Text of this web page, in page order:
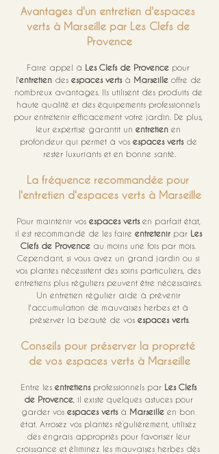
Avantages d'un entretien d'espaces
verts à Marseille par Les Clefs de
Provence
Faire appel à Les Clefs de Provence pour
l'entretien des espaces verts à Marseille offre de
nombreux avantages. Ils utilisent des produits de
haute qualité et des équipements professionnels
pour entretenir efficacement votre jardin. De plus,
leur expertise garantit un entretien en
profondeur qui permet à vos espaces verts de
rester luxuriants et en bonne santé.
La fréquence recommandée pour
l'entretien d'espaces verts à Marseille
Pour maintenir vos espaces verts en parfait état,
il est recommandé de les faire entretenir par Les
Clefs de Provence au moins une fois par mois.
Cependant, si vous avez un grand jardin ou si
vos plantes nécessitent des soins particuliers, des
entretiens plus réguliers peuvent être nécessaires.
Un entretien régulier aide à prévenir
l'accumulation de mauvaises herbes et à
préserver la beauté de vos espaces verts.
Conseils pour préserver la propreté
de vos espaces verts à Marseille
Entre les entretiens professionnels par Les Clefs
de Provence, il existe quelques astuces pour
garder vos espaces verts à Marseille en bon
état. Arrosez vos plantes régulièrement, utilisez
des engrais appropriés pour favoriser leur
croissance et éliminez les mauvaises herbes dès